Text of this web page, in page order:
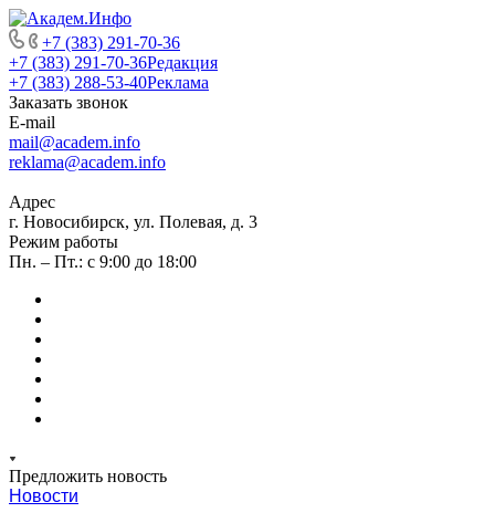
+7 (383) 291-70-36
+7 (383) 291-70-36Редакция
+7 (383) 288-53-40Реклама
Заказать звонок
E-mail
mail@academ.info
reklama@academ.info
Адрес
г. Новосибирск, ул. Полевая, д. 3
Режим работы
Пн. – Пт.: с 9:00 до 18:00
Предложить новость
Новости